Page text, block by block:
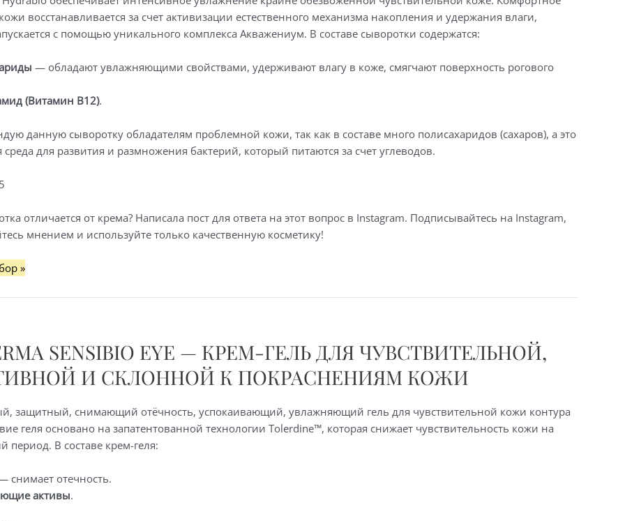
восстанавливается за счет активизации естественного механизма накопления и удержания влаги,
с помощью уникального комплекса Акважениум. В составе сыворотки содержатся:
— обладают увлажняющими свойствами, удерживают влагу в коже, смягчают поверхность рогового
(Витамин В12).
данную сыворотку обладателям проблемной кожи, так как в составе много полисахаридов (сахаров), а это
среда для развития и размножения бактерий, который питаются за счет углеводов.
отличается от крема? Написала пост для ответа на этот вопрос в Instagram. Подписывайтесь на Instagram,
мнением и используйте только качественную косметику!
»
SENSIBIO EYE — КРЕМ-ГЕЛЬ ДЛЯ ЧУВСТВИТЕЛЬНОЙ,
И СКЛОННОЙ К ПОКРАСНЕНИЯМ КОЖИ
защитный, снимающий отёчность, успокаивающий, увлажняющий гель для чувствительной кожи контура
геля основано на запатентованной технологии Tolerdine™, которая снижает чувствительность кожи на
период. В составе крем-геля:
снимает отечность.
активы.